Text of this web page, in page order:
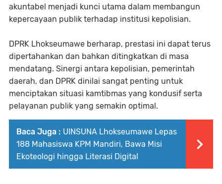
akuntabel menjadi kunci utama dalam membangun
kepercayaan publik terhadap institusi kepolisian.
DPRK Lhokseumawe berharap, prestasi ini dapat terus
dipertahankan dan bahkan ditingkatkan di masa
mendatang. Sinergi antara kepolisian, pemerintah
daerah, dan DPRK dinilai sangat penting untuk
menciptakan situasi kamtibmas yang kondusif serta
pelayanan publik yang semakin optimal.
Baca Juga : UINSUNA Lhokseumawe Lepas
188 Mahasiswa KPM Mandiri, Bawa Misi
Ekoteologi hingga Literasi Digital